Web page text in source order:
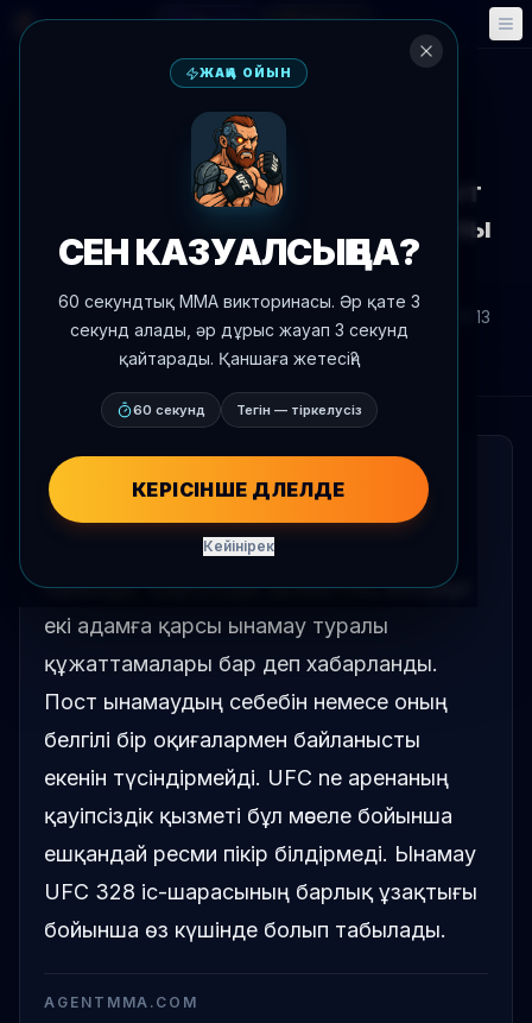
🎮 Фэнтези 📅 Оқиғалар
Жаңалықтарға оралу
Жаңалықтар
Diллон Дэнис және Марк Хант
UFC 328 аренасынан ынамалы
қылынды
Автор: Oscar Nascimento 2026 ж. 9 мамыр
, 18:13
AgentMMA.com
Diллон Дэнис және Марк Хант ресми
түрде UFC 328-ге кірілуге тыйым
салынды. Қауіпсіздік қызметінің өкілдері
екі адамға қарсы ынамау туралы
құжаттамалары бар деп хабарланды.
Пост ынамаудың себебін немесе оның
белгілі бір оқиғалармен байланысты
екенін түсіндірмейді. UFC ne аренаның
қауіпсіздік қызметі бұл мәселе бойынша
ешқандай ресми пікір білдірмеді. Ынамау
UFC 328 іс-шарасының барлық ұзақтығы
бойынша өз күшінде болып табылады.
AGENTMMA.COM
ЖАҢА ОЙЫН
СЕН КАЗУАЛСЫҢ БА?
60 секундтық MMA викторинасы. Әр қате 3
секунд алады, әр дұрыс жауап 3 секунд
қайтарады. Қаншаға жетесің?
60 секунд Тегін — тіркелусіз
КЕРІСІНШЕ ДӘЛЕЛДЕ
Кейінірек